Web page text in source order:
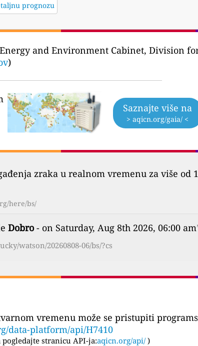
prognozu
and Environment Cabinet, Division
)
Saznajte više na
> aqicn.org/gaia/ <
zraka u realnom vremenu za više od
here/bs/
Dobro- on Saturday, Aug 8th 2026, 06:00 am
watson/20260808-06/bs/?cs
vremenu može se pristupiti
data-platform/api/H7410
stranicu API-ja:aqicn.org/api/ )